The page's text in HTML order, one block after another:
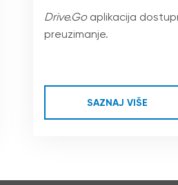
Drive.Goaplikacija
preuzimanje.
SAZNAJ VIŠE